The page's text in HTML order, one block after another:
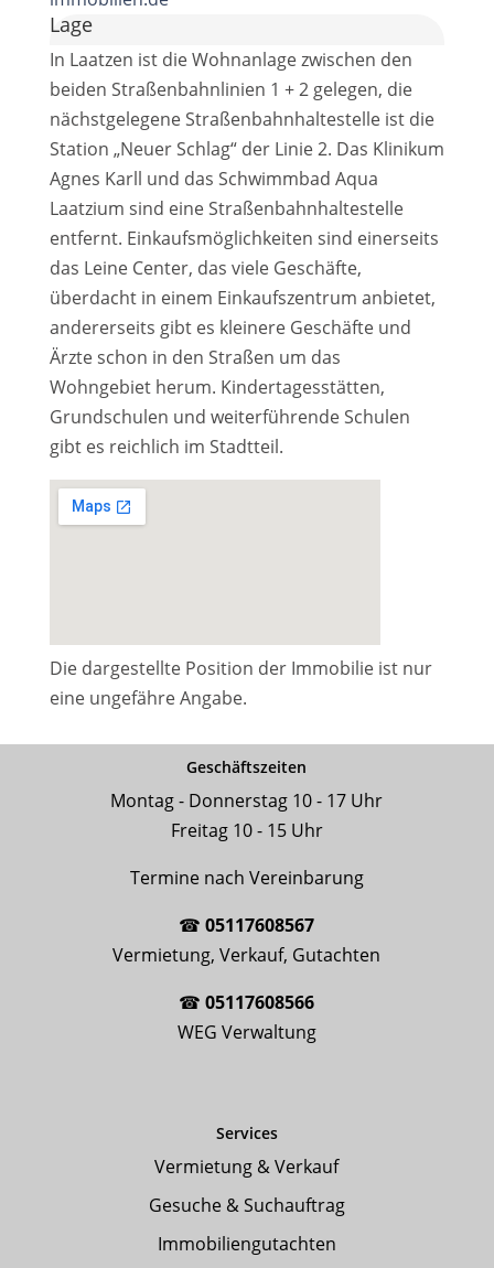
Lage
In Laatzen ist die Wohnanlage zwischen den
beiden Straßenbahnlinien 1 + 2 gelegen, die
nächstgelegene Straßenbahnhaltestelle ist die
Station „Neuer Schlag“ der Linie 2. Das Klinikum
Agnes Karll und das Schwimmbad Aqua
Laatzium sind eine Straßenbahnhaltestelle
entfernt. Einkaufsmöglichkeiten sind einerseits
das Leine Center, das viele Geschäfte,
überdacht in einem Einkaufszentrum anbietet,
andererseits gibt es kleinere Geschäfte und
Ärzte schon in den Straßen um das
Wohngebiet herum. Kindertagesstätten,
Grundschulen und weiterführende Schulen
gibt es reichlich im Stadtteil.
Die dargestellte Position der Immobilie ist nur
eine ungefähre Angabe.
Geschäftszeiten
Montag - Donnerstag 10 - 17 Uhr
Freitag 10 - 15 Uhr
Termine nach Vereinbarung
☎05117608567
Vermietung, Verkauf, Gutachten
☎05117608566
WEG Verwaltung
Services
Vermietung & Verkauf
Gesuche & Suchauftrag
Immobiliengutachten